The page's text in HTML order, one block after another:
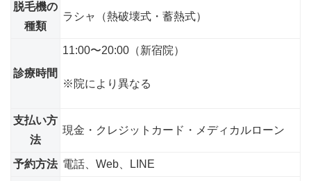
脱毛機の
種類
ラシャ（熱破壊式・蓄熱式）
診療時間
11:00〜20:00（新宿院）
※院により異なる
支払い方
法
現金・クレジットカード・メディカルローン
予約方法 電話、Web、LINE